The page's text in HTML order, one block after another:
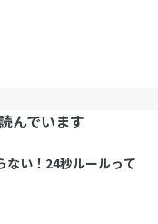
んでいます
ない！24秒ルールって